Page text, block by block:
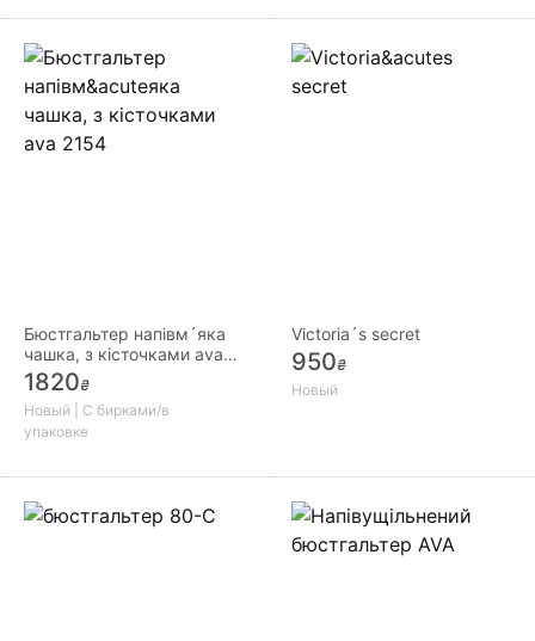
Бюстгальтер напівм´яка
чашка, з кісточками ava
2154
1820₴
Новый | С бирками/в
упаковке
Victoria´s secret
950₴
Новый